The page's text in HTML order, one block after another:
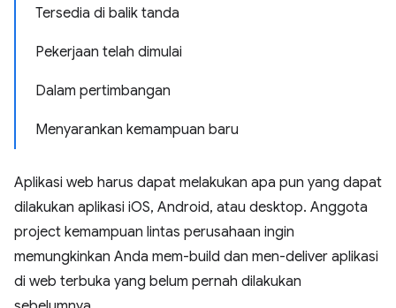
Tersedia di balik tanda
Pekerjaan telah dimulai
Dalam pertimbangan
Menyarankan kemampuan baru
Aplikasi web harus dapat melakukan apa pun yang dapat
dilakukan aplikasi iOS, Android, atau desktop. Anggota
project kemampuan lintas perusahaan ingin
memungkinkan Anda mem-build dan men-deliver aplikasi
di web terbuka yang belum pernah dilakukan